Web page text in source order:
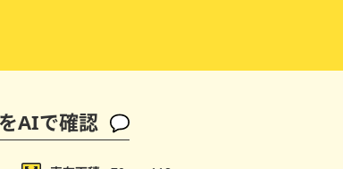
AIで確認